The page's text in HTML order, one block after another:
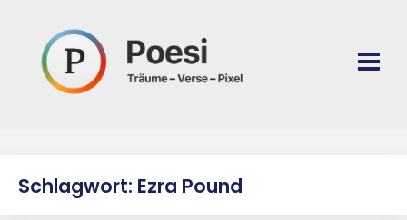
Schlagwort: Ezra Pound